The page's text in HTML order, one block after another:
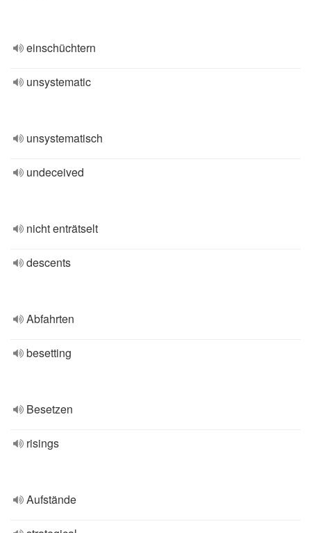
einschüchtern
unsystematic
unsystematisch
undeceived
nicht enträtselt
descents
Abfahrten
besetting
Besetzen
risings
Aufstände